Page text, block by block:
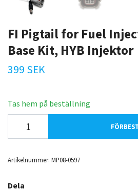
FI Pigtail for Fuel
Base Kit, HYB Injektor
399 SEK
Tas hem på beställning
Artikelnummer: MP08-0597
Dela